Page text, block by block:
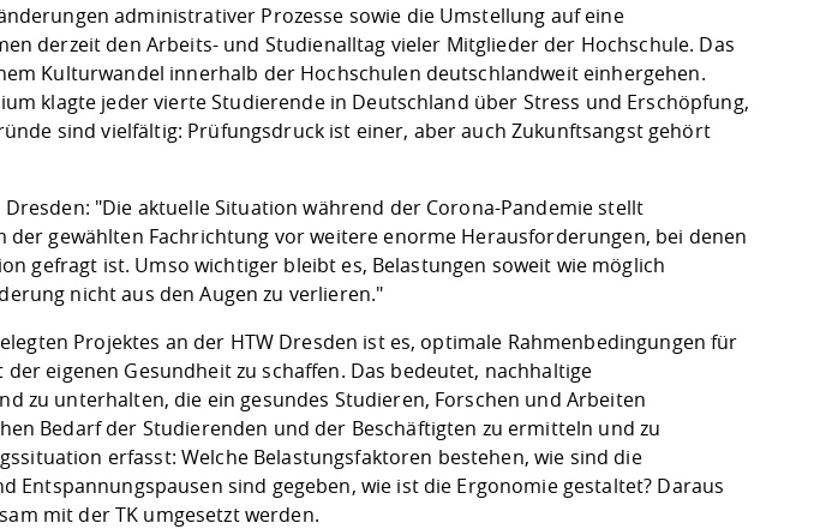
administrativer Prozesse sowie die Umstellung auf eine
derzeit den Arbeits- und Studienalltag vieler Mitglieder der Hochschule. Das
Kulturwandel innerhalb der Hochschulen deutschlandweit einhergehen.
klagte jeder vierte Studierende in Deutschland über Stress und Erschöpfung,
sind vielfältig: Prüfungsdruck ist einer, aber auch Zukunftsangst gehört
"Die aktuelle Situation während der Corona-Pandemie stellt
der gewählten Fachrichtung vor weitere enorme Herausforderungen, bei denen
gefragt ist. Umso wichtiger bleibt es, Belastungen soweit wie möglich
nicht aus den Augen zu verlieren."
Projektes an der HTW Dresden ist es, optimale Rahmenbedingungen für
eigenen Gesundheit zu schaffen. Das bedeutet, nachhaltige
zu unterhalten, die ein gesundes Studieren, Forschen und Arbeiten
Bedarf der Studierenden und der Beschäftigten zu ermitteln und zu
erfasst: Welche Belastungsfaktoren bestehen, wie sind die
Entspannungspausen sind gegeben, wie ist die Ergonomie gestaltet? Daraus
mit der TK umgesetzt werden.